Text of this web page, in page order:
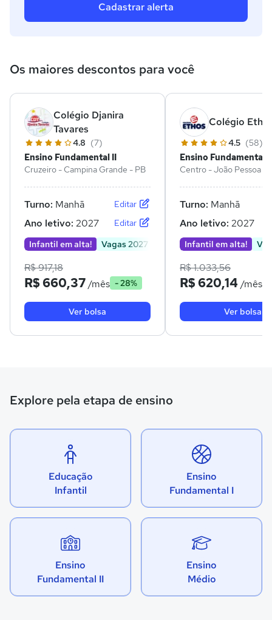
Cadastrar alerta
Os maiores descontos para você
Colégio Djanira
Tavares
4.8 (7)
Ensino Fundamental II
Cruzeiro - Campina Grande - PB
Turno: Manhã Editar
Ano letivo: 2027
Editar
Infantil em alta!
Vagas 2027
R$ 917,18
R$ 660,37/mês - 28%
Ver bolsa
Colégio
4.5 (58)
Ensino Fundamental II
Centro - João Pessoa -
Turno: Manhã
Ano letivo: 2027
Infantil em alta!
R$ 1.033,56
R$ 620,14 /mês
Ver bolsa
Explore pela etapa de ensino
Educação
Infantil
Ensino
Fundamental I
Ensino
Fundamental II
Ensino
Médio